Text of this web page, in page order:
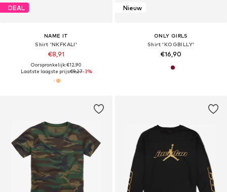
DEAL
NAME IT
Shirt 'NKFKALI'
€8,91
Oorspronkelijk: €12,90
Laatste laagste prijs:€9,27-3%
Nieuw
ONLY GIRLS
Shirt 'KOGBILLY'
€16,90